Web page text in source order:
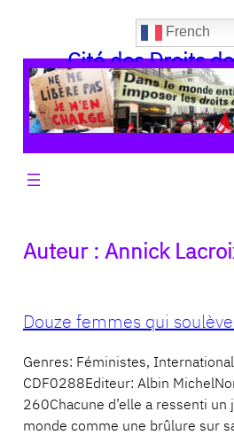
contenu
French
Cité des Droits
Auteur : Annick
Douze femmes qui
Genres: Féministes,
CDF0288Editeur: Albin
260Chacune d’elle a ressenti un
monde comme une brûlure sur